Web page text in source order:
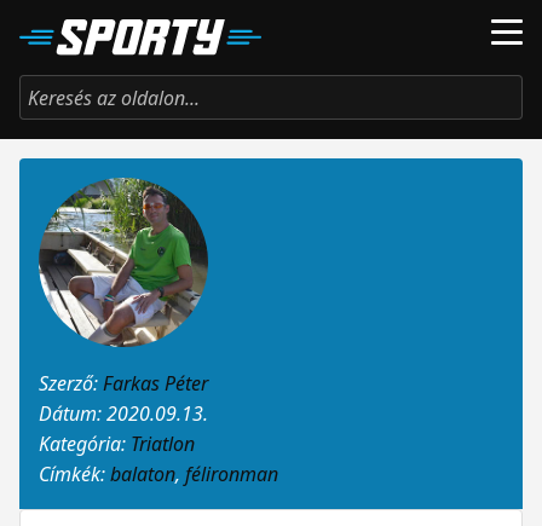
Szerző:Farkas Péter
Dátum: 2020.09.13.
Kategória: Triatlon
Címkék:balaton, félironman